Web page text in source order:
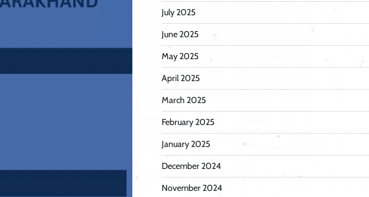
July 2025
June 2025
May 2025
April 2025
March 2025
February 2025
January 2025
December 2024
November 2024